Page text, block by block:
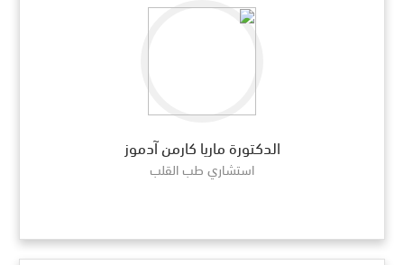
الدكتورة ماريا كارمن آدموز
استشاري طب القلب